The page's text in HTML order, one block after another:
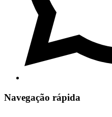
Navegação rápida